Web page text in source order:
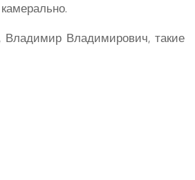
Владимир Владимирович, такие